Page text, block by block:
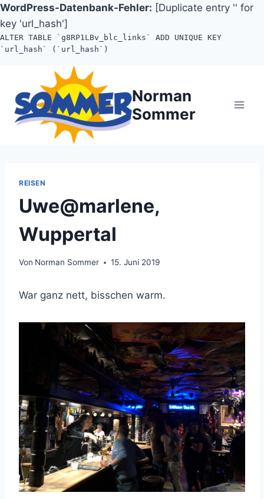
WordPress-Datenbank-Fehler: [Duplicate entry '' for
key 'url_hash']
ALTER TABLE `g8RP1LBv_blc_links` ADD UNIQUE KEY
`url_hash` (`url_hash`)
springen
Norman
Sommer
REISEN
Uwe@marlene,
Wuppertal
Von Norman Sommer 15. Juni 2019
War ganz nett, bisschen warm.